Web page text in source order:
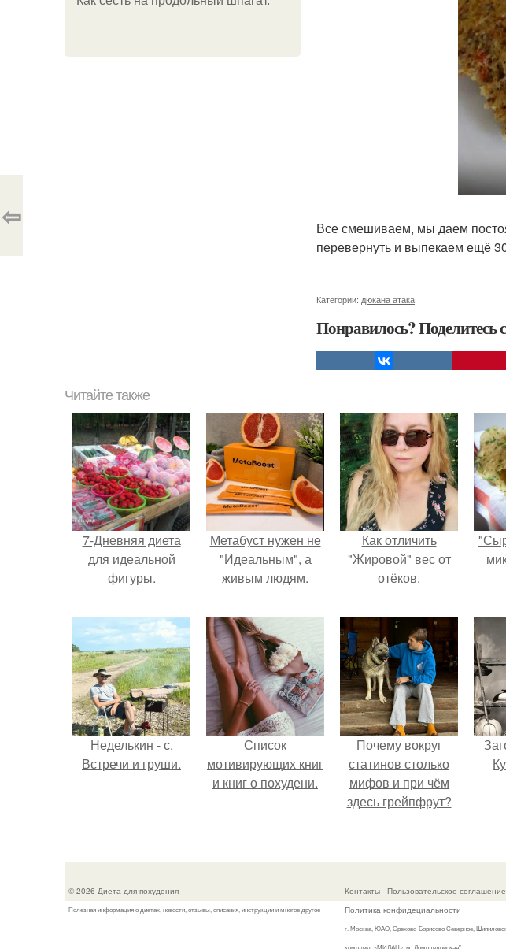
Все смешиваем, мы даем
перевернуть и выпекаем ещё
Категории: дюкана атака
Понравилось? Поделитесь
⇦
Читайте также
7-Дневняя диета
для идеальной
фигуры.
Метабуст нужен не
"Идеальным", а
живым людям.
Как отличить
"Жировой" вес от
отёков.
Неделькин - с.
Встречи и груши.
Список
мотивирующих книг
и книг о похудени.
Почему вокруг
статинов столько
мифов и при чём
здесь грейпфрут?
© 2026 Диета для похудения
Полезная информация о диетах, новости, отзывы, описания, инструкции и многое другое
Контакты
Пользовательское соглашение
Политика конфидециальности
г. Москва, ЮАО, Орехово-Борисово Северное,
комплекс «МИЛАН», м. Домодедовская"